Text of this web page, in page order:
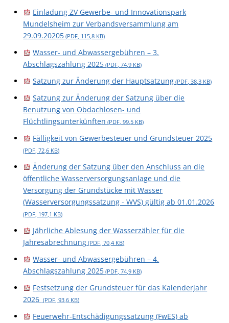
Einladung ZV Gewerbe- und Innovationspark
Mundelsheim zur Verbandsversammlung am
29.09.20205 (PDF, 115,8 KB)
Wasser- und Abwassergebühren – 3.
Abschlagszahlung 2025 (PDF, 74,9 KB)
Satzung zur Änderung der Hauptsatzung (PDF, 38,3 KB)
Satzung zur Änderung der Satzung über die
Benutzung von Obdachlosen- und
Flüchtlingsunterkünften (PDF, 99,5 KB)
Fälligkeit von Gewerbesteuer und Grundsteuer 2025
(PDF, 72,6 KB)
Änderung der Satzung über den Anschluss an die
öffentliche Wasserversorgungsanlage und die
Versorgung der Grundstücke mit Wasser
(Wasserversorgungssatzung - WVS) gültig ab 01.01.2026
(PDF, 197,1 KB)
Jährliche Ablesung der Wasserzähler für die
Jahresabrechnung (PDF, 70,4 KB)
Wasser- und Abwassergebühren – 4.
Abschlagszahlung 2025 (PDF, 74,9 KB)
Festsetzung der Grundsteuer für das Kalenderjahr
2026 (PDF, 93,6 KB)
Feuerwehr-Entschädigungssatzung (FwES) ab